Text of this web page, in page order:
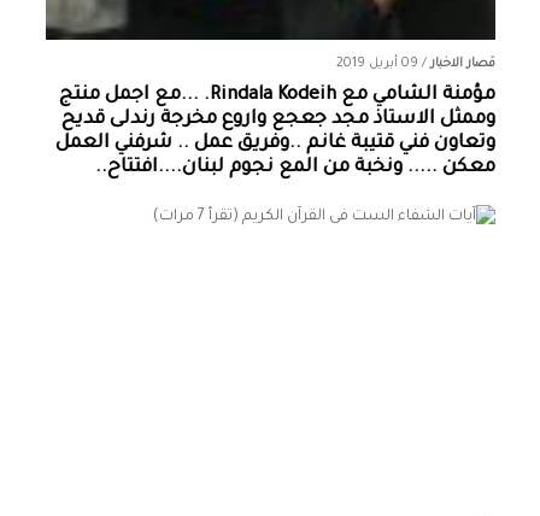
قصار الاخبار/ 09 أبريل 2019
مؤمنة الشامي‏ مع ‏‎Rindala Kodeih‎‏. ...مع اجمل منتج
وممثل الاستاذ مجد جعجع واروع مخرجة رندلى قديح
وتعاون فني قتيبة غانم ..وفريق عمل .. شرفني العمل
معكن ..... ونخبة من المع نجوم لبنان....افتتاح..